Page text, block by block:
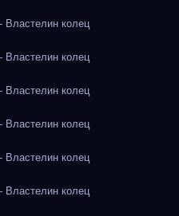
колец
колец
колец
колец
колец
колец